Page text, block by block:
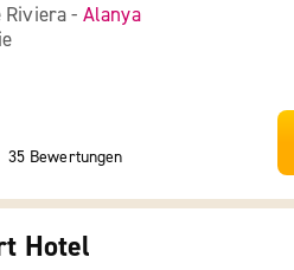
- Alanya
35 Bewertungen
Hotel